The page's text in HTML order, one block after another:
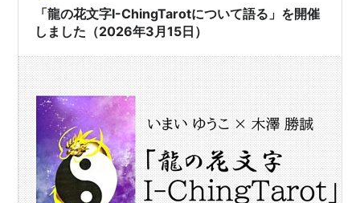
2026…
「龍の花文字I-ChingTarotについて語る」を開催
しました（2026年3月15日）